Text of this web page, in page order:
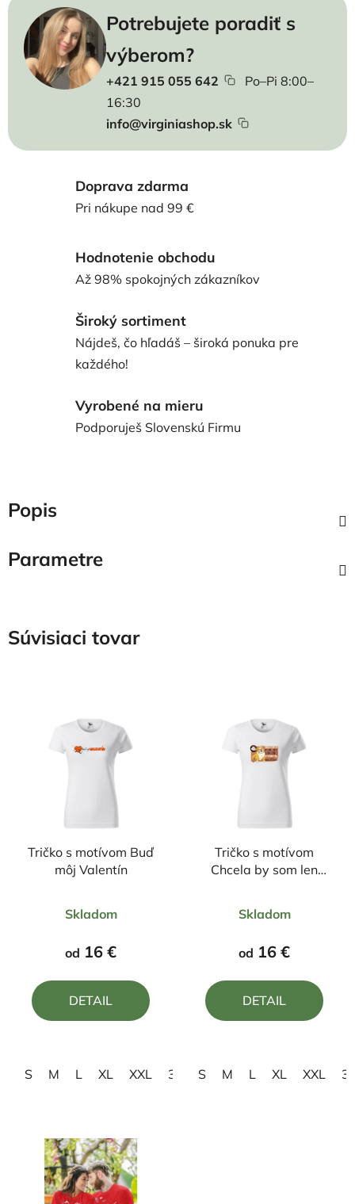
Potrebujete poradiť s
výberom?
+421 915 055 642
Po–Pi 8:00–
16:30
info@virginiashop.sk
Doprava zdarma
Pri nákupe nad 99 €
Hodnotenie obchodu
Až 98% spokojných zákazníkov
Široký sortiment
Nájdeš, čo hľadáš – široká ponuka pre
každého!
Vyrobené na mieru
Podporuješ Slovenskú Firmu
Popis
Parametre
Súvisiaci tovar
Tričko s motívom Buď
môj Valentín
hodnotenie
produktu
4,0
z
Skladom
od 16 €
DETAIL
S M L XL XXL 3XL
Tričko s motívom
Chcela by som len
hodnotenie
produktu
4,0
z
Skladom
od 16 €
DETAIL
S M L XL XXL